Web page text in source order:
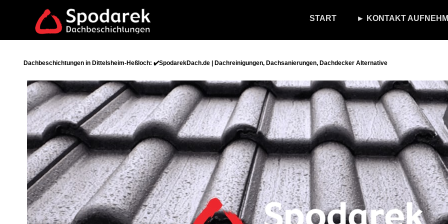
START ► KONTAKT
Dachbeschichtungen in Dittelsheim-Heßloch: ✔️SpodarekDach.de | Dachreinigungen, Dachsanierungen, Dachdecker Alternative